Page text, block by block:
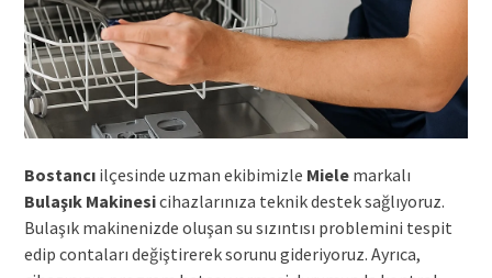
Bostancıilçesinde uzman ekibimizle Mielemarkalı
Bulaşık Makinesicihazlarınıza teknik destek sağlıyoruz.
Bulaşık makinenizde oluşan su sızıntısı problemini tespit
edip contaları değiştirerek sorunu gideriyoruz. Ayrıca,